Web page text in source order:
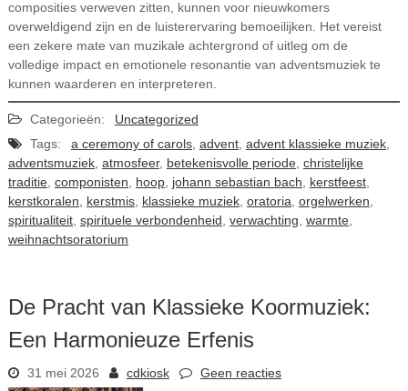
composities verweven zitten, kunnen voor nieuwkomers
overweldigend zijn en de luisterervaring bemoeilijken. Het vereist
een zekere mate van muzikale achtergrond of uitleg om de
volledige impact en emotionele resonantie van adventsmuziek te
kunnen waarderen en interpreteren.
Categorieën:
Uncategorized
Tags:
a ceremony of carols, advent, advent klassieke muziek,
adventsmuziek, atmosfeer, betekenisvolle periode, christelijke
traditie, componisten hoop, johann sebastian bach kerstfeest,
kerstkoralen
kerstmis, klassieke muziek, oratoria orgelwerken
spiritualiteit, spirituele verbondenheid verwachting warmte,
weihnachtsoratorium
De Pracht van Klassieke Koormuziek:
Een Harmonieuze Erfenis
31 mei 2026 cdkiosk Geen reacties